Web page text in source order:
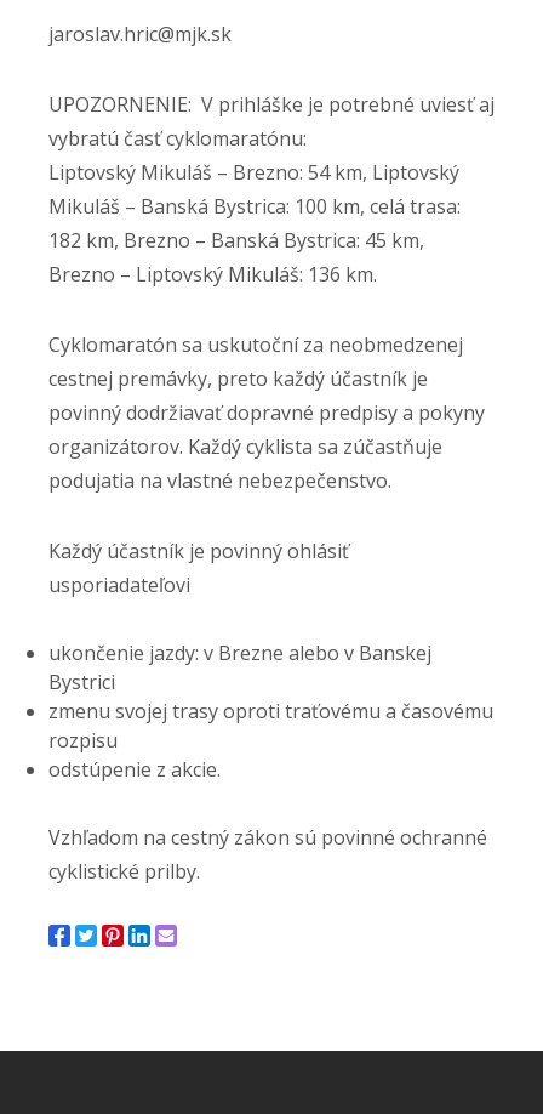
jaroslav.hric@mjk.sk
UPOZORNENIE: V prihláške je potrebné uviesť aj
vybratú časť cyklomaratónu:
Liptovský Mikuláš – Brezno: 54 km, Liptovský
Mikuláš – Banská Bystrica: 100 km, celá trasa:
182 km, Brezno – Banská Bystrica: 45 km,
Brezno – Liptovský Mikuláš: 136 km.
Cyklomaratón sa uskutoční za neobmedzenej
cestnej premávky, preto každý účastník je
povinný dodržiavať dopravné predpisy a pokyny
organizátorov. Každý cyklista sa zúčastňuje
podujatia na vlastné nebezpečenstvo.
Každý účastník je povinný ohlásiť
usporiadateľovi
ukončenie jazdy: v Brezne alebo v Banskej
Bystrici
zmenu svojej trasy oproti traťovému a časovému
rozpisu
odstúpenie z akcie.
Vzhľadom na cestný zákon sú povinné ochranné
cyklistické prilby.